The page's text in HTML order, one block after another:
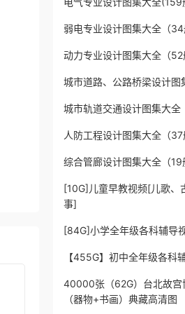
弱电专业设计图集大全（34
动力专业设计图集大全（52
城市道路、公路桥梁设计图
城市轨道交通设计图集大全
人防工程设计图集大全（37
综合管廊设计图集大全（19
[10G]儿童早教视频[儿歌、
事]
[84G]小学全年级各科辅导
【455G】初中全年级各科
40000张（62G）台北故宫
（器物+书画）典藏高清图